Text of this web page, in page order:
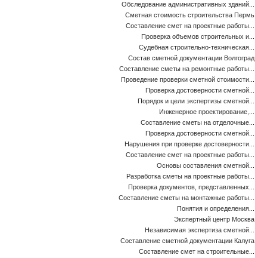
Обследование административных зданий...
Сметная стоимость строительства Пермь
Составление смет на проектные работы...
Проверка объемов строительных и...
Судебная строительно-техническая...
Состав сметной документации Волгоград
Составление сметы на ремонтные работы...
Проведение проверки сметной стоимости...
Проверка достоверности сметной...
Порядок и цели экспертизы сметной...
Инженерное проектирование,...
Составление сметы на отделочные...
Проверка достоверности сметной...
Нарушения при проверке достоверности...
Составление смет на проектные работы...
Основы составления сметной...
Разработка сметы на проектные работы...
Проверка документов, представленных...
Составление сметы на монтажные работы...
Понятия и определения...
Экспертный центр Москва
Независимая экспертиза сметной...
Составление сметной документации Калуга
Составление смет на строительные...